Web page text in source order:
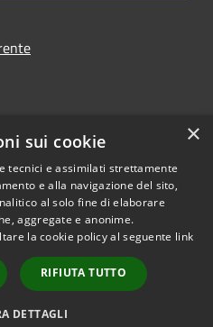
Copyright © 2026 • Comune di
Borgo Virgilio • Powered by
Municipium•
Accesso
redazione
×
sui cookie
tecnici e assimilati strettamente
e alla navigazione del sito,
al solo fine di elaborare
aggregate e anonime.
la cookie policy al seguente link
RIFIUTA TUTTO
DETTAGLI